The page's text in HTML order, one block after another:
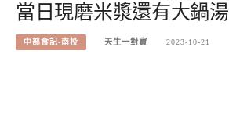
當日現磨米漿還有大鍋湯
中部食記-南投 天生一對寶 2023-10-21